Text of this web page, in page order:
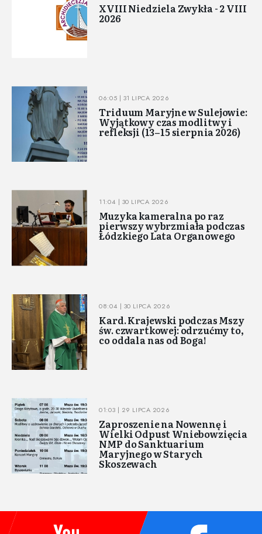
XVIII Niedziela Zwykła - 2 VIII
2026
06:05 | 31 LIPCA 2026
Triduum Maryjne w Sulejowie:
Wyjątkowy czas modlitwy i
refleksji (13–15 sierpnia 2026)
11:04 | 30 LIPCA 2026
Muzyka kameralna po raz
pierwszy wybrzmiała podczas
Łódzkiego Lata Organowego
08:04 | 30 LIPCA 2026
Kard. Krajewski podczas Mszy
św. czwartkowej: odrzućmy to,
co oddala nas od Boga!
01:03 | 29 LIPCA 2026
Zaproszenie na Nowennę i
Wielki Odpust Wniebowzięcia
NMP do Sanktuarium
Maryjnego w Starych
Skoszewach